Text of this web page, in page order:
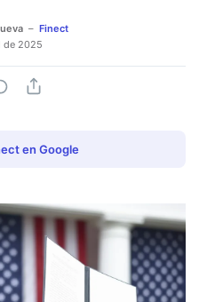
Finect
de 2025
en Google